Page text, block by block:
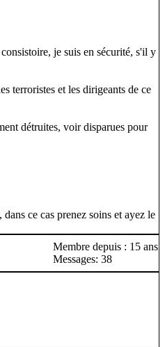
je suis en sécurité, s'il y
terroristes et les dirigeants de ce
détruites, voir disparues pour
ce cas prenez soins et ayez le
Membre depuis : 15 ans
Messages: 38